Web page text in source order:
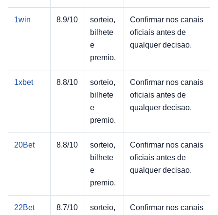
1win 8.9/10
sorteio,
bilhete
e
premio.
Confirmar nos canais
oficiais antes de
qualquer decisao.
1xbet 8.8/10
sorteio,
bilhete
e
premio.
Confirmar nos canais
oficiais antes de
qualquer decisao.
20Bet 8.8/10
sorteio,
bilhete
e
premio.
Confirmar nos canais
oficiais antes de
qualquer decisao.
22Bet 8.7/10
sorteio,
Confirmar nos canais